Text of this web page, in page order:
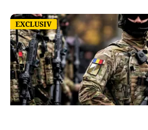
EXCLUSIV
EXCLUSIV